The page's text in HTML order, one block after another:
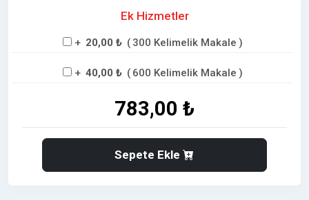
Ek Hizmetler
+ 20,00 ₺ ( 300 Kelimelik Makale )
+ 40,00 ₺ ( 600 Kelimelik Makale )
783,00 ₺
Sepete Ekle